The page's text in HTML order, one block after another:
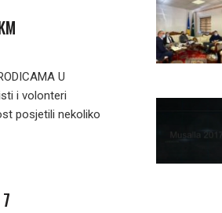
U
i volonteri
posjetili nekoliko